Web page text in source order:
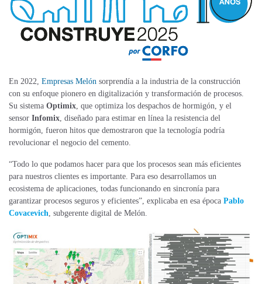
En 2022, Empresas Melón sorprendía a la industria de la construcción
con su enfoque pionero en digitalización y transformación de procesos.
Su sistema Optimix , que optimiza los despachos de hormigón, y el
sensor Infomix , diseñado para estimar en línea la resistencia del
hormigón, fueron hitos que demostraron que la tecnología podría
revolucionar el negocio del cemento.
“Todo lo que podamos hacer para que los procesos sean más eficientes
para nuestros clientes es importante. Para eso desarrollamos un
ecosistema de aplicaciones, todas funcionando en sincronía para
garantizar procesos seguros y eficientes”, explicaba en esa época Pablo
Covacevich , subgerente digital de Melón.